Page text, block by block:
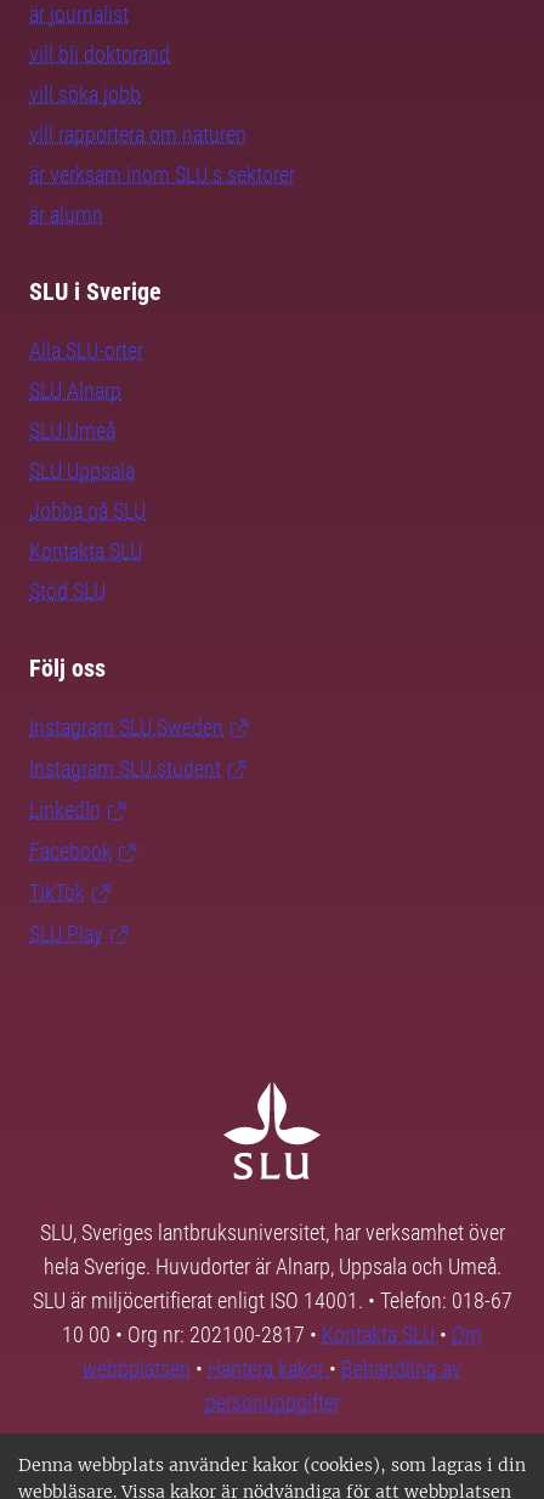
Denna webbplats använder kakor (cookies), som lagras i din
webbläsare. Vissa kakor är nödvändiga för att webbplatsen
är journalist
vill bli doktorand
vill söka jobb
vill rapportera om naturen
är verksam inom SLU:s sektorer
är alumn
SLU i Sverige
Alla SLU-orter
SLU Alnarp
SLU Umeå
SLU Uppsala
Jobba på SLU
Kontakta SLU
Stöd SLU
Följ oss
Instagram SLU.Sweden
Instagram SLU.student
LinkedIn
Facebook
TikTok
SLU Play
SLU, Sveriges lantbruksuniversitet, har verksamhet över
hela Sverige. Huvudorter är Alnarp, Uppsala och Umeå.
SLU är miljöcertifierat enligt ISO 14001. • Telefon: 018-67
10 00 • Org nr: 202100-2817 • Kontakta SLU • Om
webbplatsen • Hantera kakor • Behandling av
personuppgifter